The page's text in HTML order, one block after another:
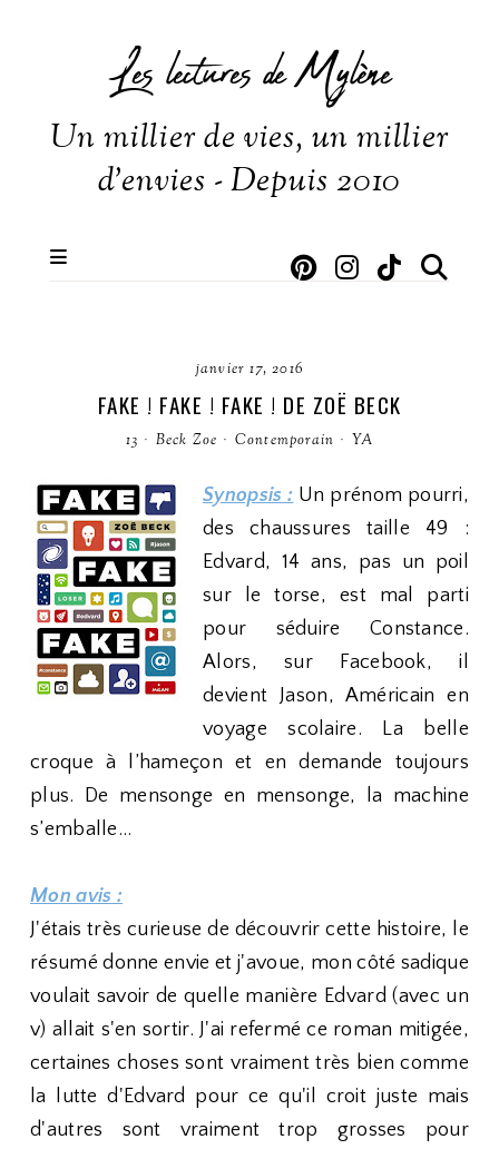
Les lectures de Mylène
Un millier de vies, un millier
d'envies - Depuis 2010
janvier 17, 2016
FAKE ! FAKE ! FAKE ! DE ZOË BECK
13 · Beck Zoe · Contemporain · YA
Synopsis : Un prénom pourri,
des chaussures taille 49 :
Edvard, 14 ans, pas un poil
sur le torse, est mal parti
pour séduire Constance.
Alors, sur Facebook, il
devient Jason, Américain en
voyage scolaire. La belle
croque à l’hameçon et en demande toujours
plus. De mensonge en mensonge, la machine
s’emballe…
Mon avis :
J'étais très curieuse de découvrir cette histoire, le
résumé donne envie et j'avoue, mon côté sadique
voulait savoir de quelle manière Edvard (avec un
v) allait s'en sortir. J'ai refermé ce roman mitigée,
certaines choses sont vraiment très bien comme
la lutte d'Edvard pour ce qu'il croit juste mais
d'autres sont vraiment trop grosses pour